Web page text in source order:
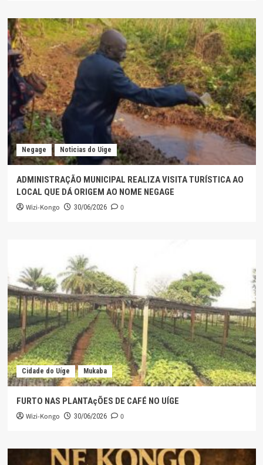
Negage Noticias do Uige
ADMINISTRAÇÃO MUNICIPAL REALIZA VISITA TURÍSTICA AO
LOCAL QUE DÁ ORIGEM AO NOME NEGAGE
Wizi-Kongo 30/06/2026 0
Cidade do Uíge Mukaba
FURTO NAS PLANTAçÕES DE CAFÉ NO UÍGE
Wizi-Kongo 30/06/2026 0